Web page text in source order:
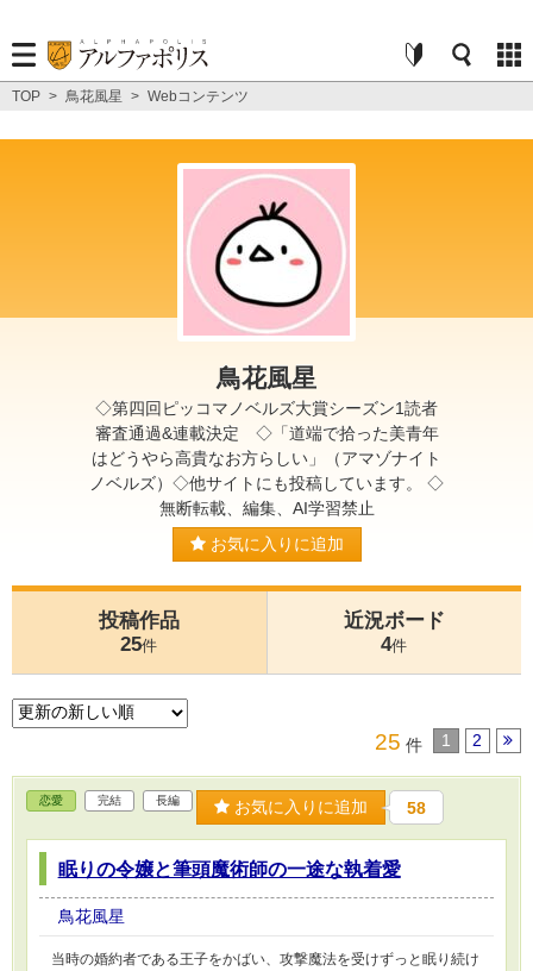
TOP > 鳥花風星 > Webコンテンツ
鳥花風星
◇第四回ピッコマノベルズ大賞シーズン1読者
審査通過&連載決定 ◇「道端で拾った美青年
はどうやら高貴なお方らしい」（アマゾナイト
ノベルズ）◇他サイトにも投稿しています。 ◇
無断転載、編集、AI学習禁止
お気に入りに追加
投稿作品
25件
近況ボード
4件
25 件 1 2
恋愛 完結 長編 お気に入りに追加 58
眠りの令嬢と筆頭魔術師の一途な執着愛
鳥花風星
当時の婚約者である王子をかばい、攻撃魔法を受けずっと眠り続け